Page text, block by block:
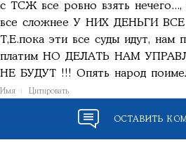
с ТСЖ все ровно взять нечего...,
все сложнее У НИХ ДЕНЬГИ
Т,Е.пока эти все суды идут, нам
платим НО ДЕЛАТЬ НАМ
НЕ БУДУТ !!! Опять народ
Имя Цитировать
ОСТАВИТЬ